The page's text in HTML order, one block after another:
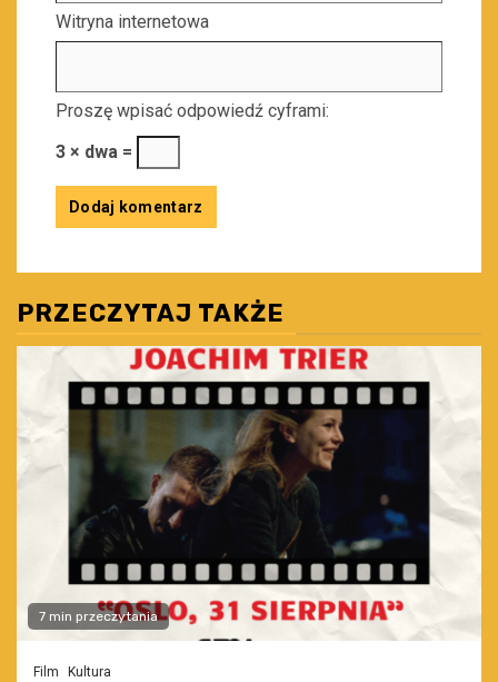
Witryna internetowa
Proszę wpisać odpowiedź cyframi:
3 × dwa =
PRZECZYTAJ TAKŻE
7 min przeczytania
Film Kultura